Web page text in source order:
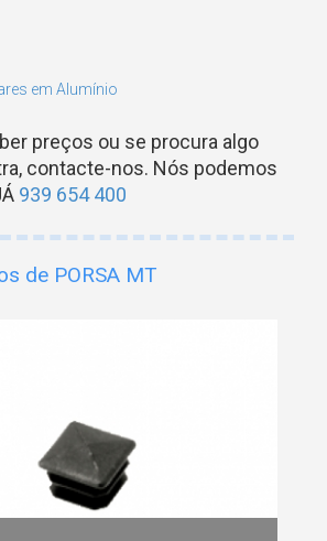
em Alumínio
preços ou se procura algo
contacte-nos. Nós podemos
939 654 400
de PORSA MT